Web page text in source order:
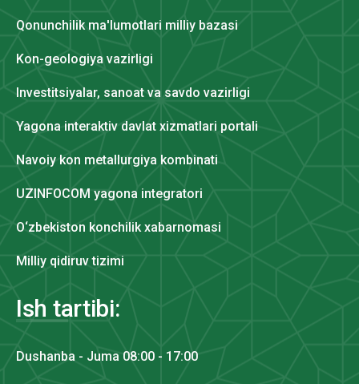
Qonunchilik ma'lumotlari milliy bazasi
Kon-geologiya vazirligi
Investitsiyalar, sanoat va savdo vazirligi
Yagona interaktiv davlat xizmatlari portali
Navoiy kon metallurgiya kombinati
UZINFOCOM yagona integratori
O‘zbekiston konchilik xabarnomasi
Milliy qidiruv tizimi
Ish tartibi:
Dushanba - Juma 08:00 - 17:00